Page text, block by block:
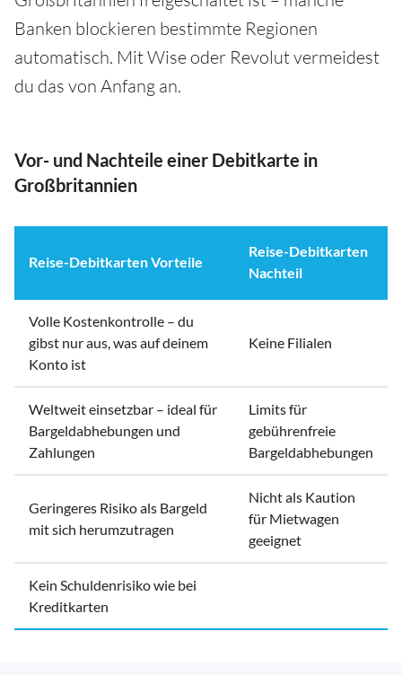
Banken blockieren bestimmte Regionen
automatisch. Mit Wise oder Revolut vermeidest
du das von Anfang an.
Vor- und Nachteile einer Debitkarte in
Großbritannien
Reise-Debitkarten Vorteile
Reise-Debitkarten
Nachteil
Volle Kostenkontrolle – du
gibst nur aus, was auf deinem
Konto ist
Keine Filialen
Weltweit einsetzbar – ideal für
Bargeldabhebungen und
Zahlungen
Limits für
gebührenfreie
Bargeldabhebungen
Geringeres Risiko als Bargeld
mit sich herumzutragen
Nicht als Kaution
für Mietwagen
geeignet
Kein Schuldenrisiko wie bei
Kreditkarten